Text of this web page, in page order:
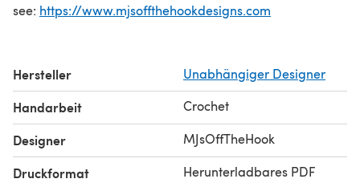
see: https://www.mjsoffthehookdesigns.com
Hersteller Unabhängiger Designer
Handarbeit Crochet
Designer MJsOffTheHook
Druckformat Herunterladbares PDF